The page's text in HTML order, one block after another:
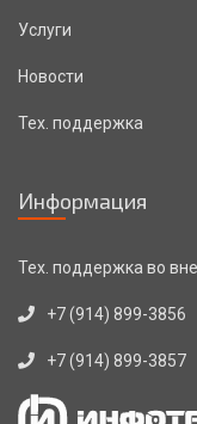
Услуги
Новости
Тех. поддержка
Информация
Тех. поддержка во
+7 (914) 899-3856
+7 (914) 899-3857